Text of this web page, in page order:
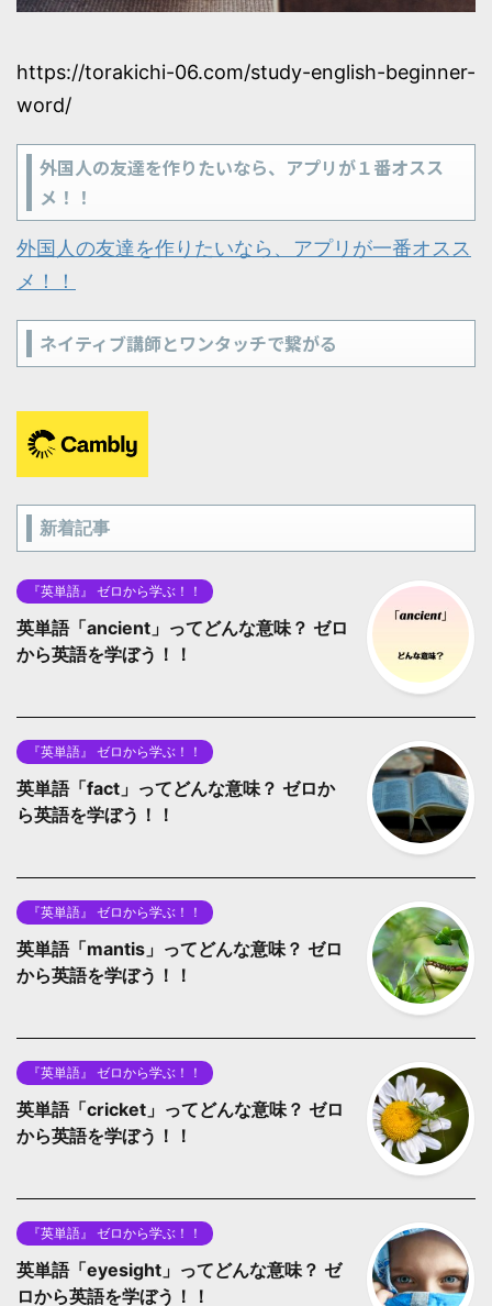
https://torakichi-06.com/study-english-beginner-
word/
外国人の友達を作りたいなら、アプリが１番オスス
メ！！
外国人の友達を作りたいなら、アプリが一番オスス
メ！！
ネイティブ講師とワンタッチで繋がる
新着記事
『英単語』 ゼロから学ぶ！！
英単語「ancient」ってどんな意味？ ゼロ
から英語を学ぼう！！
『英単語』 ゼロから学ぶ！！
英単語「fact」ってどんな意味？ ゼロか
ら英語を学ぼう！！
『英単語』 ゼロから学ぶ！！
英単語「mantis」ってどんな意味？ ゼロ
から英語を学ぼう！！
『英単語』 ゼロから学ぶ！！
英単語「cricket」ってどんな意味？ ゼロ
から英語を学ぼう！！
『英単語』 ゼロから学ぶ！！
英単語「eyesight」ってどんな意味？ ゼ
ロから英語を学ぼう！！